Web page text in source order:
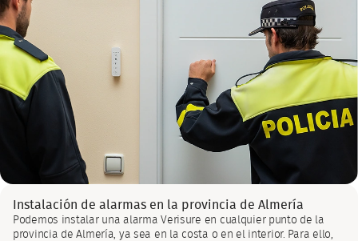
Instalación de alarmas en la provincia de Almería
Podemos instalar una alarma Verisure en cualquier punto de la
provincia de Almería, ya sea en la costa o en el interior. Para ello,